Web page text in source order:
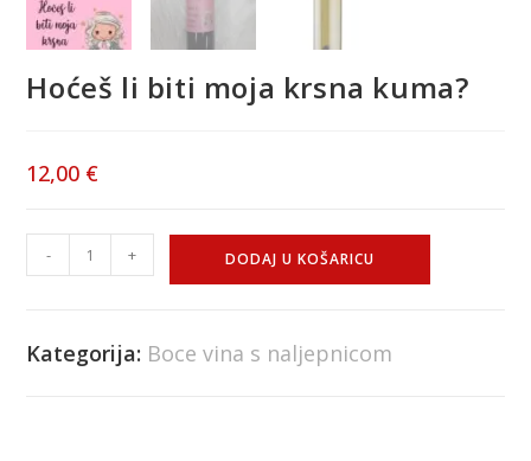
Hoćeš li biti moja krsna kuma?
12,00 €
- + DODAJ U KOŠARICU
Kategorija: Boce vina s naljepnicom